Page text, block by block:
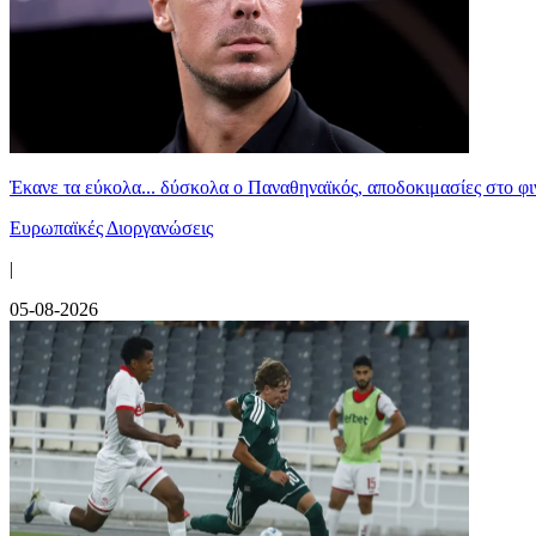
Έκανε τα εύκολα... δύσκολα ο Παναθηναϊκός, αποδοκιμασίες στο
Ευρωπαϊκές Διοργανώσεις
|
05-08-2026